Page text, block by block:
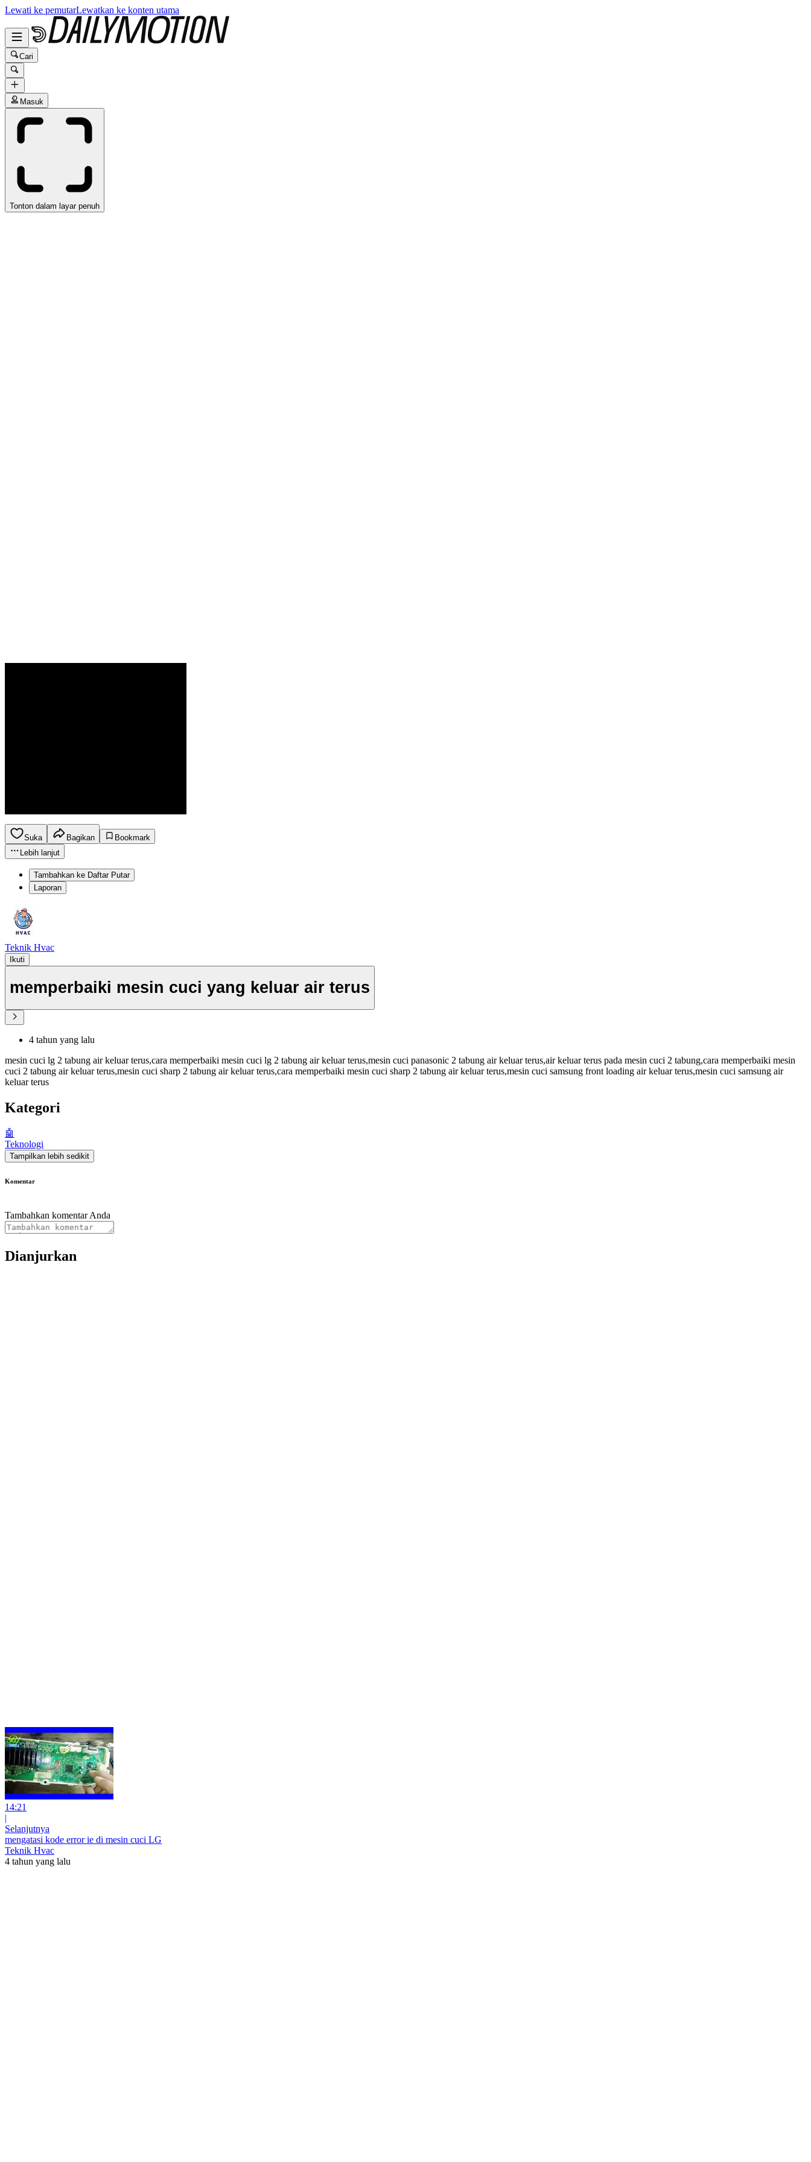
Lewati ke pemutarLewatkan ke konten utama
Cari
Masuk
Tonton dalam layar penuh
Suka Bagikan
Bookmark
Lebih lanjut
Tambahkan ke Daftar Putar
Laporan
Teknik Hvac
Ikuti
memperbaiki mesin cuci yang keluar air terus
4 tahun yang lalu
mesin cuci lg 2 tabung air keluar terus,cara memperbaiki mesin cuci lg 2 tabung air keluar terus,mesin cuci panasonic 2 tabung air keluar terus,air keluar terus pada mesin cuci 2 tabung,cara memperbaiki mesin
cuci 2 tabung air keluar terus,mesin cuci sharp 2 tabung air keluar terus,cara memperbaiki mesin cuci sharp 2 tabung air keluar terus,mesin cuci samsung front loading air keluar terus,mesin cuci samsung air
keluar terus
Kategori
🤖
Teknologi
Tampilkan lebih sedikit
Komentar
Tambahkan komentar Anda
Dianjurkan
14:21
|
Selanjutnya
mengatasi kode error ie di mesin cuci LG
Teknik Hvac
4 tahun yang lalu